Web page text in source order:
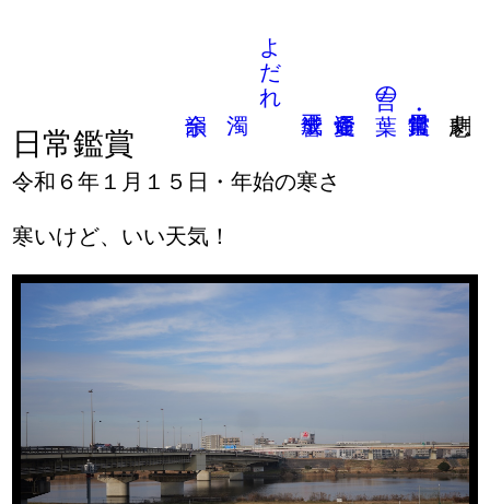
言の葉
よだれ
日常鑑賞
令和６年１月１５日・年始の寒さ
寒いけど、いい天気！